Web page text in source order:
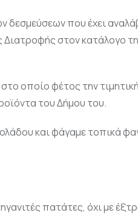
δεσμεύσεων που έχει
στον κατάλογο
οποίο φέτος την
του Δήμου του.
και φάγαμε τοπικά
πατάτες, όχι με